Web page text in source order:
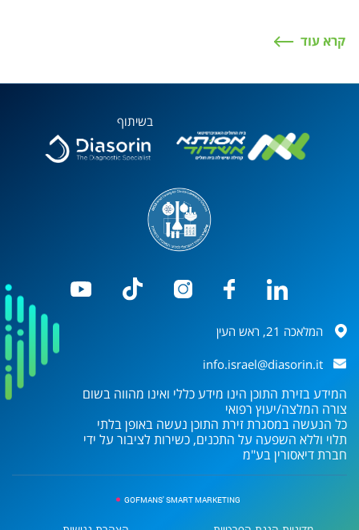
קרא עוד
המלאכה 21, ראש העין
info.israel@diasorin.it
בשיתוף
המידע בזירת התוכן הינו מידע כללי ואינו מהווה בשום
צורה המלצה/יעוץ רפואי
כל הנעשה במסגרת זירת התוכן נעשה באופן בלתי
תלוי וללא השפעה על התכנים, כשירות לציבור על ידי
חברתדיאסורין בע"מ
GOFMANS' SMART MARKETING